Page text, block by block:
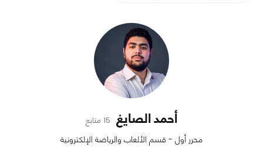
أحمد الصايغ 15 متابع
محرر أول - قسم الألعاب والرياضة الإلكترونية